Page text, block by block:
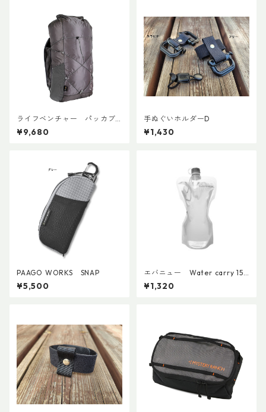
ライフベンチャー パッカブ
ルWPバックパック
¥9,680
手ぬぐいホルダーD
¥1,430
PAAGO WORKS SNAP
¥5,500
エバニュー Water carry 150
0ml Grey
¥1,320